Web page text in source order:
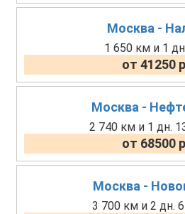
Москва -
1 650 км и 1
от 41250
Москва -
2 740 км и 1 дн.
от 68500
Москва -
3 700 км и 2 дн.